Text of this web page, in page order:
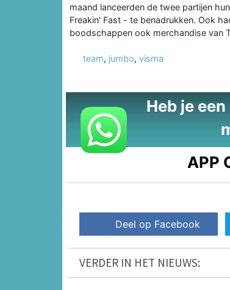
maand lanceerden de twee partijen
Freakin' Fast - te benadrukken. Ook
boodschappen ook merchandise van
team, jumbo, visma
Heb je
APP
Deel op Facebook
VERDER IN HET NIEUWS: